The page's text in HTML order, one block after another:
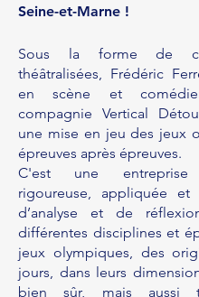
Seine-et-Marne !
Sous la forme de
théâtralisées, Frédéric
en scène et
compagnie Vertical
une mise en jeu des jeux
épreuves après épreuves.
C'est une entreprise
rigoureuse, appliquée et
d’analyse et de
différentes disciplines et
jeux olympiques, des
jours, dans leurs
bien sûr, mais aussi